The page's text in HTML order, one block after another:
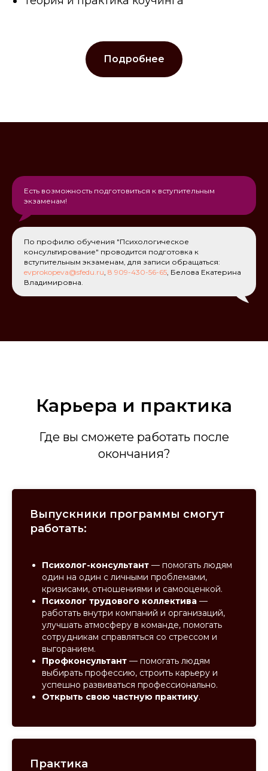
Подробнее
Есть возможность подготовиться к вступительным
экзаменам!
По профилю обучения "Психологическое
консультирование" проводится подготовка к
вступительным экзаменам, для записи обращаться:
evprokopeva@sfedu.ru 8 909-430-56-65 , Белова Екатерина
Владимировна.
Карьера и практика
Где вы сможете работать после
окончания?
Выпускники программы смогут
работать:
Психолог-консультант — помогать людям
один на один с личными проблемами,
кризисами, отношениями и самооценкой.
Психолог трудового коллектива —
работать внутри компаний и организаций,
улучшать атмосферу в команде, помогать
сотрудникам справляться со стрессом и
выгоранием.
Профконсультант — помогать людям
выбирать профессию, строить карьеру и
успешно развиваться профессионально.
Открыть свою частную практику.
Практика